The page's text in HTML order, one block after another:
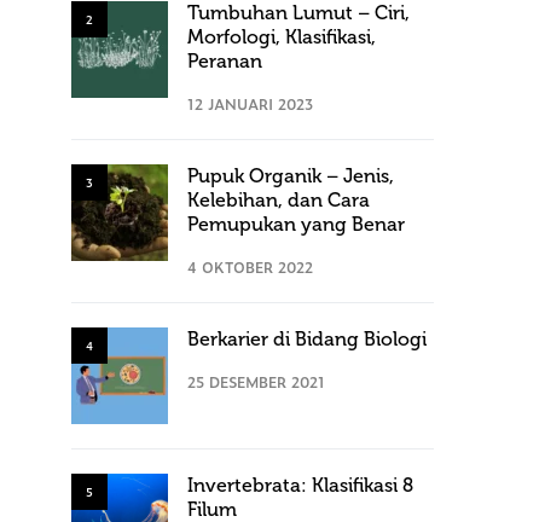
2
Tumbuhan Lumut – Ciri,
Morfologi, Klasifikasi,
Peranan
12 JANUARI 2023
3
Pupuk Organik – Jenis,
Kelebihan, dan Cara
Pemupukan yang Benar
4 OKTOBER 2022
4 Berkarier di Bidang Biologi
25 DESEMBER 2021
5
Invertebrata: Klasifikasi 8
Filum